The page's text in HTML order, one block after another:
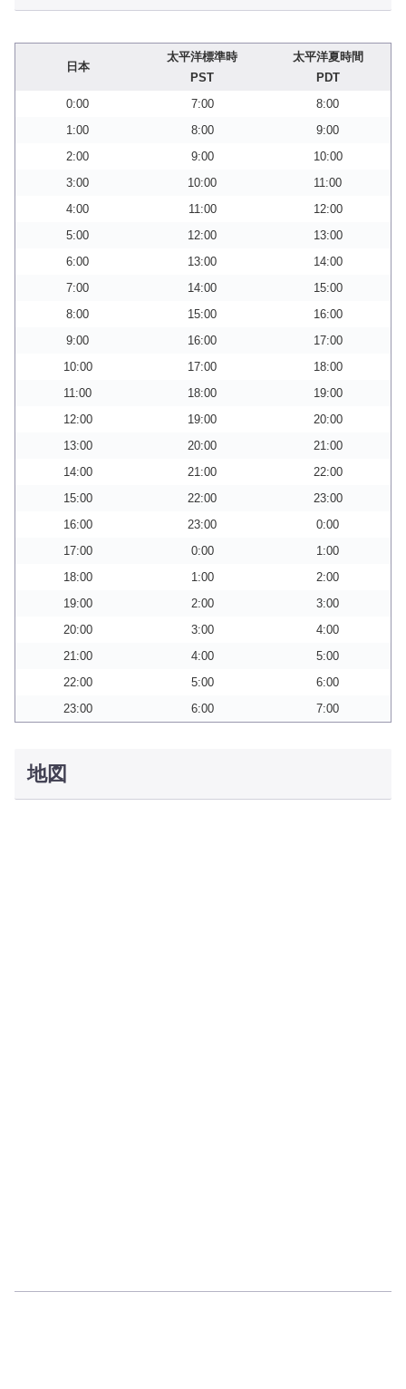
日本
太平洋標準時
PST
太平洋夏時間
PDT
0:00
7:00
8:00
1:00
8:00
9:00
2:00
9:00
10:00
3:00
10:00
11:00
4:00
11:00
12:00
5:00
12:00
13:00
6:00
13:00
14:00
7:00
14:00
15:00
8:00
15:00
16:00
9:00
16:00
17:00
10:00
17:00
18:00
11:00
18:00
19:00
12:00
19:00
20:00
13:00
20:00
21:00
14:00
21:00
22:00
15:00
22:00
23:00
16:00
23:00
0:00
17:00
0:00
1:00
18:00
1:00
2:00
19:00
2:00
3:00
20:00
3:00
4:00
21:00
4:00
5:00
22:00
5:00
6:00
23:00
6:00 7:00
地図